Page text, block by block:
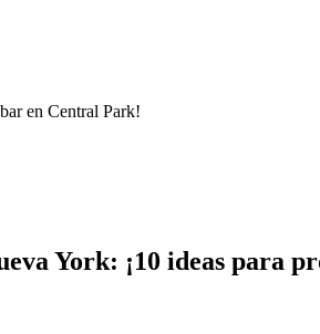
York: ¡10 ideas para